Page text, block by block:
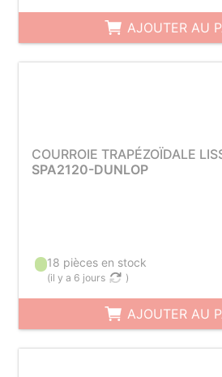
AJOUTER AU
COURROIE TRAPÉZOÏDALE
SPA2120-DUNLOP
18 pièces en stock
(il y a 6 jours )
AJOUTER AU